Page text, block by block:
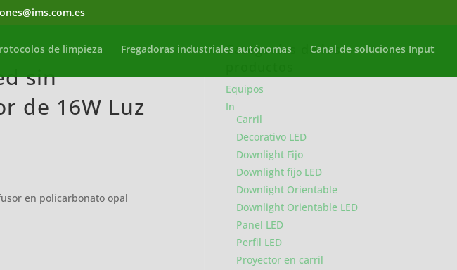
de limpieza Fregadoras industriales autónomas Canal de soluciones Input
sin
de 16W Luz
en policarbonato opal
Categorías de los
Equipos
In
Carril
Decorativo LED
Downlight Fijo
Downlight fijo LED
Downlight Orientable
Downlight Orientable LED
Panel LED
Perfil LED
Proyector en carril